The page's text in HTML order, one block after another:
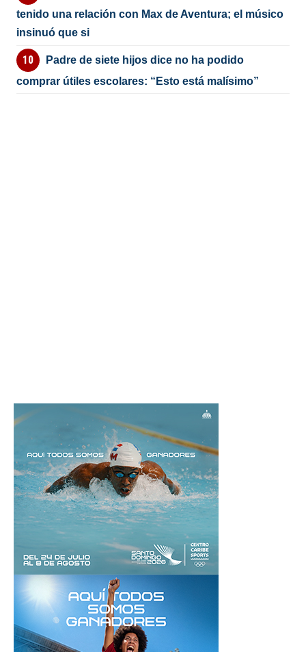
tenido una relación con Max de Aventura; el músico
insinuó que si
Padre de siete hijos dice no ha podido
comprar útiles escolares: “Esto está malísimo”